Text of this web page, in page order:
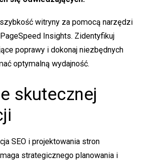
witryny za pomocą narzędzi
Insights. Zidentyfikuj
poprawy i dokonaj niezbędnych
optymalną wydajność.
skutecznej
SEO i projektowania stron
strategicznego planowania i